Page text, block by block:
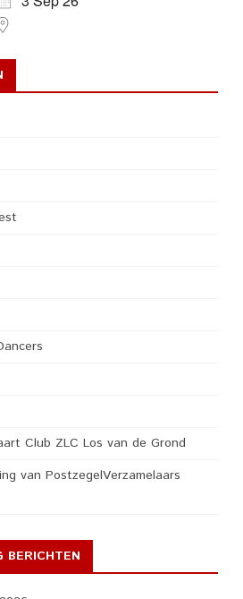
Club ZLC Los van de Grond
van PostzegelVerzamelaars
BERICHTEN